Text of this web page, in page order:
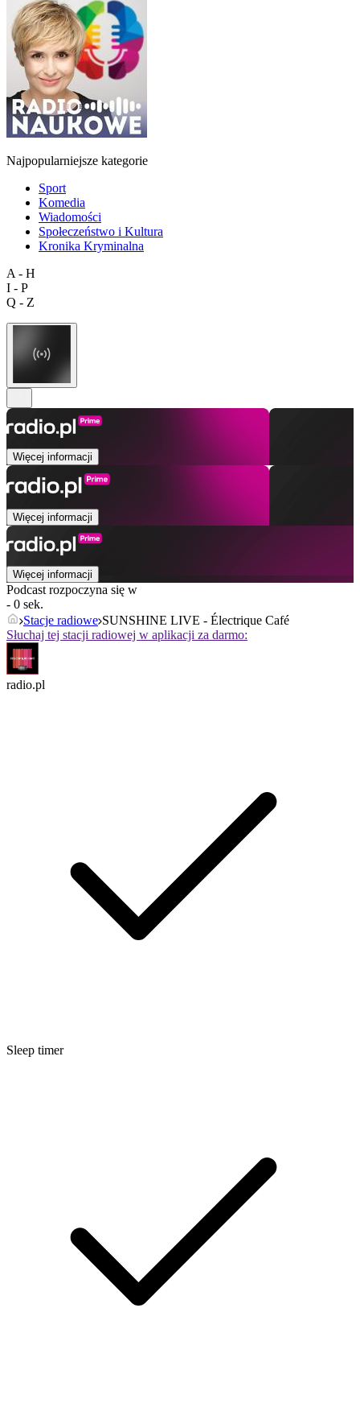
Najpopularniejsze kategorie
Sport
Komedia
Wiadomości
Społeczeństwo i Kultura
Kronika Kryminalna
A - H
I - P
Q - Z
Więcej informacji
Więcej informacji
Więcej informacji
Podcast rozpoczyna się w
- 0 sek.
Stacje radiowe SUNSHINE LIVE - Électrique Café
Słuchaj tej stacji radiowej w aplikacji za darmo:
radio.pl
Sleep timer